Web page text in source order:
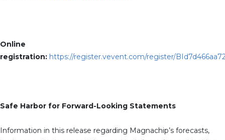
Online
registration: https://register.vevent.com/register/
Safe Harbor for Forward-Looking Statements
Information in this release regarding Magnachip’s forecasts,